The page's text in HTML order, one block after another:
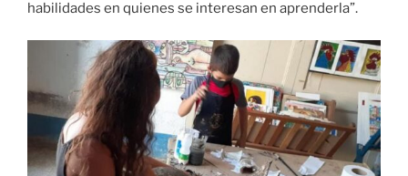
habilidades en quienes se interesan en aprenderla”.